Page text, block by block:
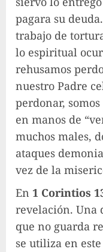
pagara su
trabajo de
lo espiritual
rehusamos
nuestro Padre
perdonar,
en manos de
muchos males,
ataques
vez de la
En 1 Corintios
revelación. Una
que no guarda
se utiliza en